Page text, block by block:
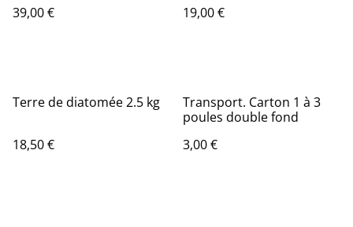
39,00 €
19,00 €
Terre de diatomée 2.5 kg
18,50 €
Transport. Carton 1 à 3
poules double fond
3,00 €